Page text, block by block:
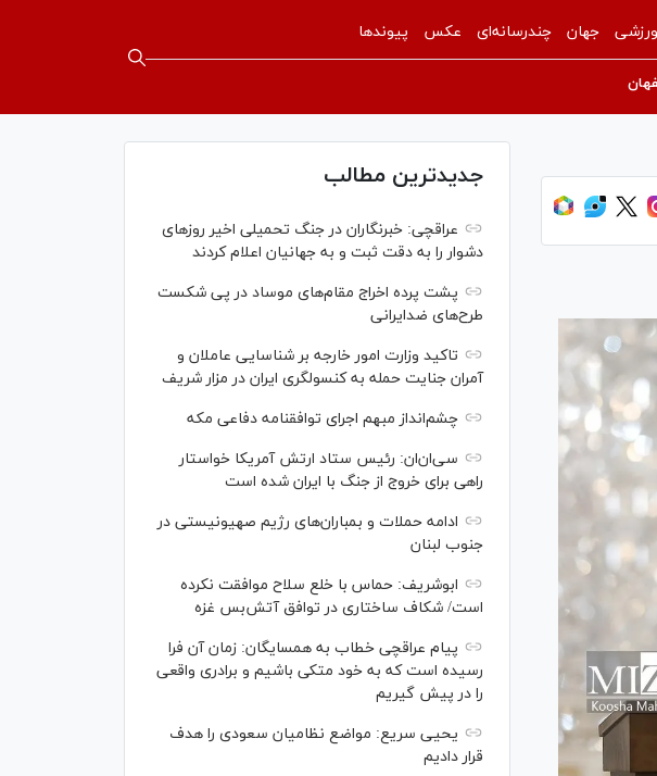
ورزشی جهان چندرسانه‌ای عکس پیوندها
جدیدترین مطالب
عراقچی: خبرنگاران در جنگ تحمیلی اخیر روز‌های
دشوار را به دقت ثبت و به جهانیان اعلام کردند
پشت پرده اخراج مقام‌های موساد در پی شکست
طرح‌های ضدایرانی
تاکید وزارت امور خارجه بر شناسایی عاملان و
آمران جنایت حمله به کنسولگری ایران در مزار شریف
چشم‌انداز مبهم اجرای توافقنامه دفاعی مکه
سی‌ان‌‌ان: رئیس ستاد ارتش آمریکا خواستار
راهی برای خروج از جنگ با ایران شده است
ادامه حملات و بمباران‌های رژیم صهیونیستی در
جنوب لبنان
ابوشریف: حماس با خلع سلاح موافقت نکرده
است/ شکاف ساختاری در توافق آتش‌‎بس غزه
پیام عراقچی خطاب به همسایگان: زمان آن فرا
رسیده است که به خود متکی باشیم و برادری واقعی
را در پیش گیریم
یحیی سریع: مواضع نظامیان سعودی را هدف
قرار دادیم